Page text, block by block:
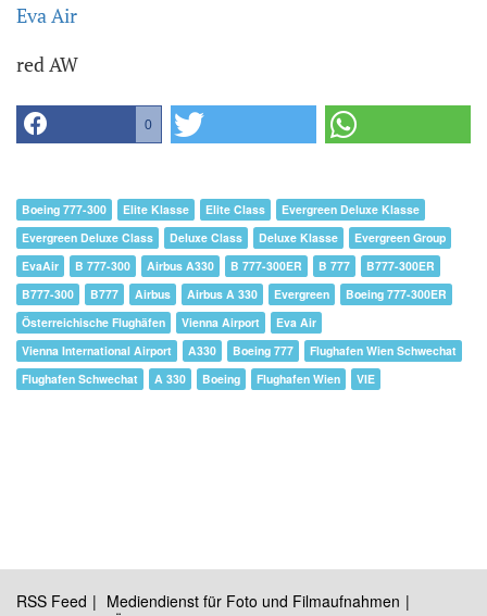
Eva Air
red AW
0
Boeing 777-300 Elite Klasse Elite Class
Evergreen Deluxe Klasse
Evergreen Deluxe Class
Deluxe Class Deluxe Klasse
Evergreen Group
EvaAir
B 777-300 Airbus A330 B 777-300ER B 777
B777-300ER
B777-300
B777 Airbus Airbus A 330 Evergreen
Boeing 777-300ER
Österreichische Flughäfen
Vienna Airport
Eva Air
Vienna International Airport
A330 Boeing 777
Flughafen Wien Schwechat
Flughafen Schwechat
A 330 Boeing Flughafen Wien VIE
RSS Feed
Mediendienst für Foto und Filmaufnahmen